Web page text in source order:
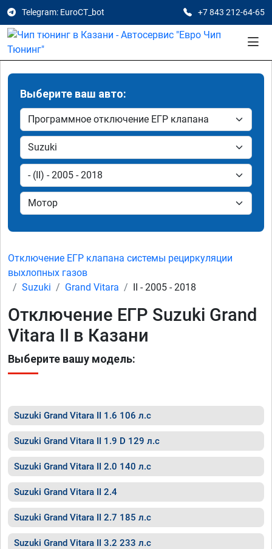
Telegram: EuroCT_bot +7 843 212-64-65
Выберите ваш авто:
Отключение ЕГР клапана системы рециркуляции
выхлопных газов
Suzuki
Grand Vitara II - 2005 - 2018
Отключение ЕГР Suzuki Grand
Vitara II в Казани
Выберите вашу модель:
Suzuki Grand Vitara II 1.6 106 л.с
Suzuki Grand Vitara II 1.9 D 129 л.с
Suzuki Grand Vitara II 2.0 140 л.с
Suzuki Grand Vitara II 2.4
Suzuki Grand Vitara II 2.7 185 л.с
Suzuki Grand Vitara II 3.2 233 л.с